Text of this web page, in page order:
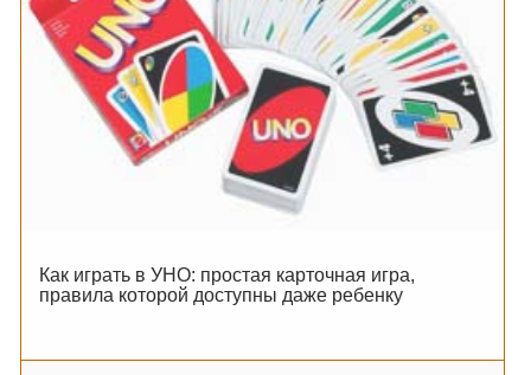
Как играть в УНО: простая карточная игра,
правила которой доступны даже ребенку